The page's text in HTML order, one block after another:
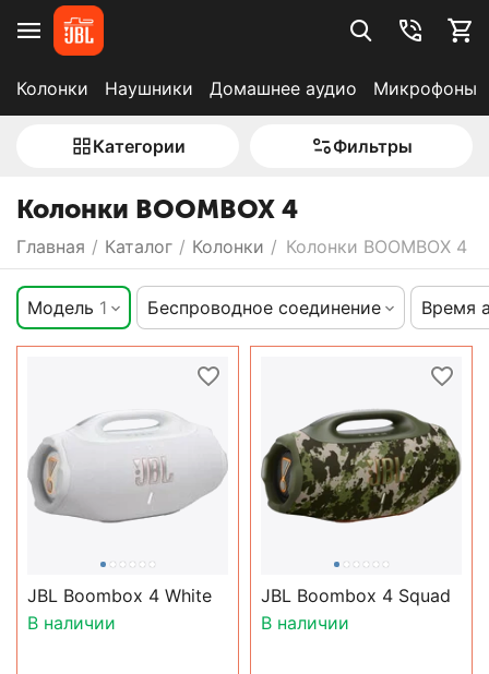
Колонки Наушники Домашнее аудио Микрофоны
Категории Фильтры
Колонки BOOMBOX 4
Главная / Каталог / Колонки / Колонки BOOMBOX 4
Модель 1 Беспроводное соединение Время
JBL Boombox 4 White
В наличии
JBL Boombox 4 Squad
В наличии